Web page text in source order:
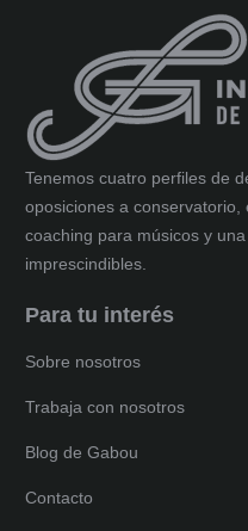
Tenemos cuatro perfiles de
oposiciones a
coaching para músicos y
imprescindibles.
Para tu interés
Sobre nosotros
Trabaja con nosotros
Blog de Gabou
Contacto